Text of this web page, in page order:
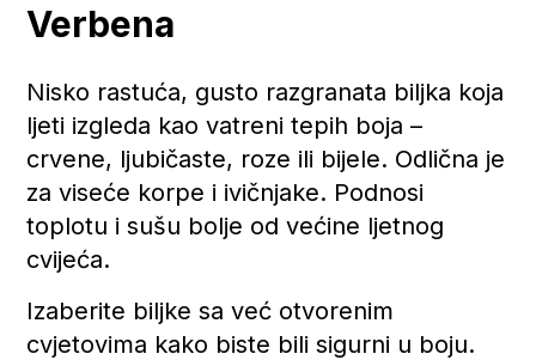
Verbena
Nisko rastuća, gusto razgranata biljka koja
ljeti izgleda kao vatreni tepih boja –
crvene, ljubičaste, roze ili bijele. Odlična je
za viseće korpe i ivičnjake. Podnosi
toplotu i sušu bolje od većine ljetnog
cvijeća.
Izaberite biljke sa već otvorenim
cvjetovima kako biste bili sigurni u boju.